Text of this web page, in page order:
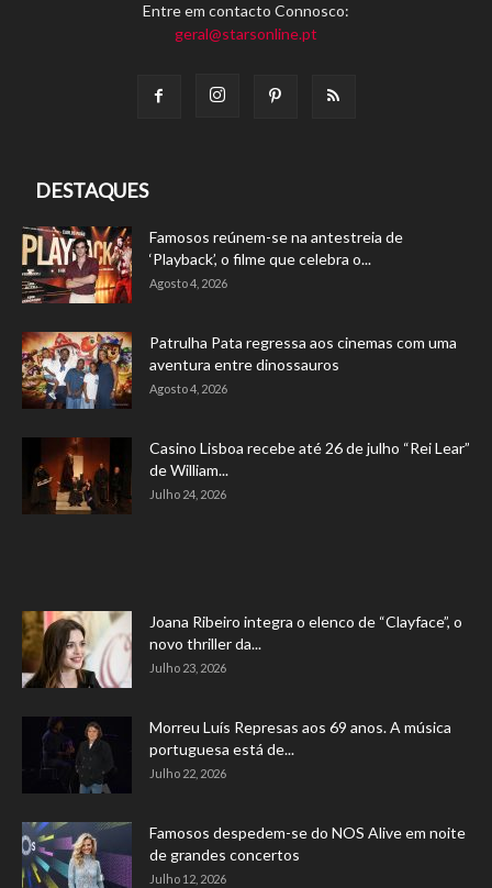
Entre em contacto Connosco:
geral@starsonline.pt
DESTAQUES
Famosos reúnem-se na antestreia de
‘Playback’, o filme que celebra o...
Agosto 4, 2026
Patrulha Pata regressa aos cinemas com uma
aventura entre dinossauros
Agosto 4, 2026
Casino Lisboa recebe até 26 de julho “Rei Lear”
de William...
Julho 24, 2026
Joana Ribeiro integra o elenco de “Clayface”, o
novo thriller da...
Julho 23, 2026
Morreu Luís Represas aos 69 anos. A música
portuguesa está de...
Julho 22, 2026
Famosos despedem-se do NOS Alive em noite
de grandes concertos
Julho 12, 2026